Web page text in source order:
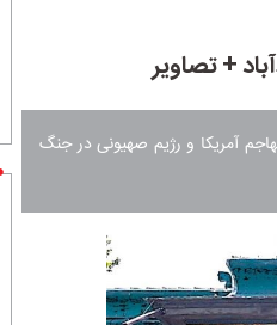
+ تصاویر
آمریکا و رژیم صهیونی در جنگ